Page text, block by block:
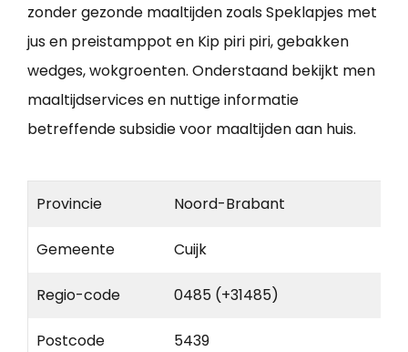
zonder gezonde maaltijden zoals Speklapjes met
jus en preistamppot en Kip piri piri, gebakken
wedges, wokgroenten. Onderstaand bekijkt men
maaltijdservices en nuttige informatie
betreffende subsidie voor maaltijden aan huis.
Provincie Noord-Brabant
Gemeente Cuijk
Regio-code 0485 (+31485)
Postcode 5439